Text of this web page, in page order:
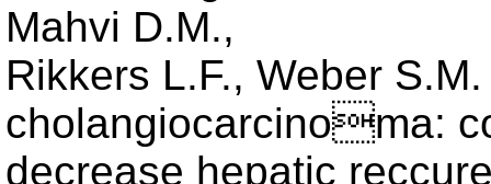
Mahvi D.M.,
Rikkers L.F., Weber
cholangiocarcinoma:
decrease hepatic